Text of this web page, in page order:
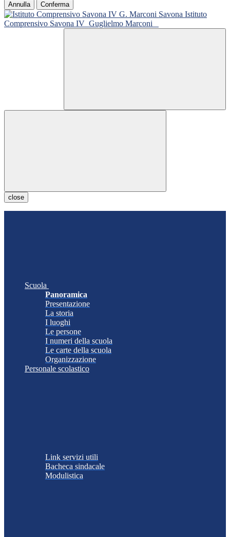
Annulla Conferma
Istituto
Comprensivo Savona IV Guglielmo Marconi
close
Scuola
Panoramica
Presentazione
La storia
I luoghi
Le persone
I numeri della scuola
Le carte della scuola
Organizzazione
Personale scolastico
Link servizi utili
Bacheca sindacale
Modulistica